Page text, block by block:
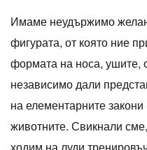
Имаме неудържимо
фигурата, от която ние
формата на носа, ушите,
независимо дали
на елементарните
животните. Свикнали